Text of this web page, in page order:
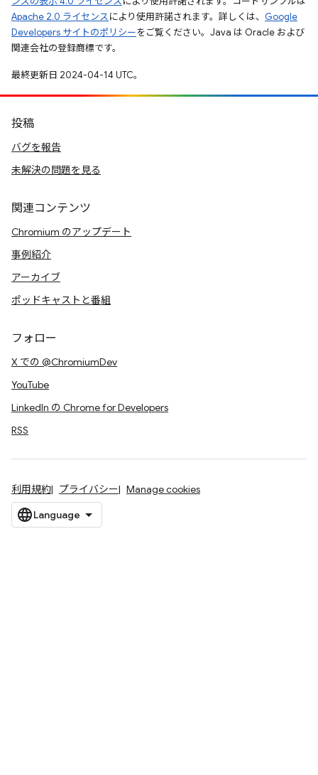
Apache 2.0 ライセンスにより使用許諾されます。詳しくは、 Google
Developers サイトのポリシーをご覧ください。Java は Oracle および
関連会社の登録商標です。
最終更新日 2024-04-14 UTC。
投稿
バグを報告
未解決の問題を見る
関連コンテンツ
Chromium のアップデート
事例紹介
アーカイブ
ポッドキャストと番組
フォロー
X での @ChromiumDev
YouTube
LinkedIn の Chrome for Developers
RSS
利用規約 プライバシー Manage cookies